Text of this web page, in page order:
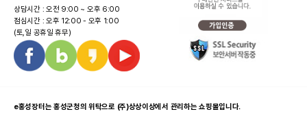
상담시간 : 오전 9:00 ~ 오후 6:00
점심시간 : 오후 12:00 - 오후 1:00
(토,일 공휴일 휴무)
e홍성장터는 홍성군청의 위탁으로 (주)상상이상에서 관리하는 쇼핑몰입니다.